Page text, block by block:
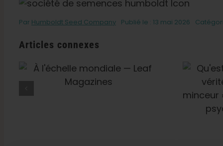
Par Humboldt Seed Company Publié le : 13 mai 2026
Articles connexes
Qu'est-Ce Que Le THCV
? La Vérité Sur Le «